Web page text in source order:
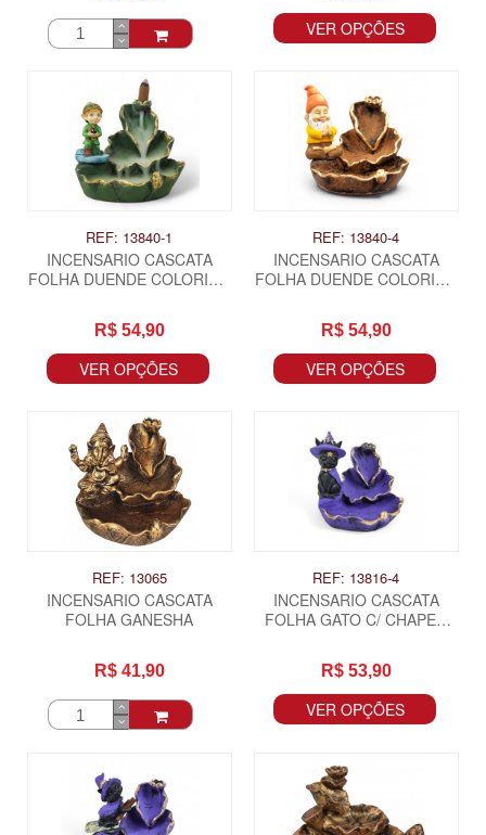
VER OPÇÕES
REF: 13840-1
INCENSARIO CASCATA
FOLHA DUENDE COLORIDO
R$ 54,90
VER OPÇÕES
REF: 13840-4
INCENSARIO CASCATA
FOLHA DUENDE COLORIDO
R$ 54,90
VER OPÇÕES
REF: 13065
INCENSARIO CASCATA
FOLHA GANESHA
R$ 41,90
REF: 13816-4
INCENSARIO CASCATA
FOLHA GATO C/ CHAPEU
R$ 53,90
VER OPÇÕES